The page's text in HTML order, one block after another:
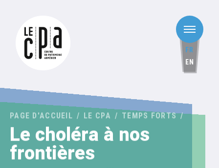
FR
EN
PAGE D'ACCUEIL LE CPA TEMPS FORTS
Le choléra à nos
frontières